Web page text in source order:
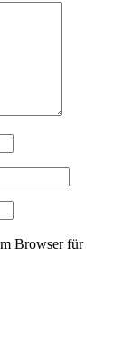
Browser für